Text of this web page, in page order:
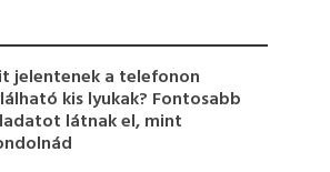
jelentenek a telefonon
kis lyukak? Fontosabb
látnak el, mint